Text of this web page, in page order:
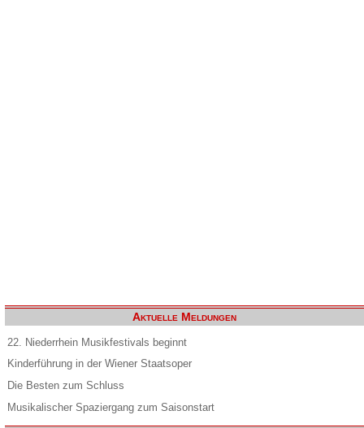
Aktuelle Meldungen
22. Niederrhein Musikfestivals beginnt
Kinderführung in der Wiener Staatsoper
Die Besten zum Schluss
Musikalischer Spaziergang zum Saisonstart